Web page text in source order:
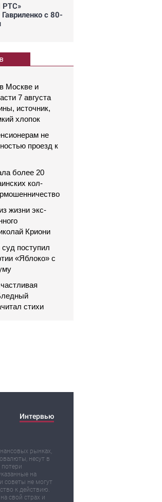
РТС»
с 80-
Москве и
7 августа
источник,
хлопок
не
проезд к
более 20
кол-
жизни экс-
Криони
поступил
«Яблоко» с
стихи
Интервью
рынках,
несут в
на
советы не могут
к действию.
свой страх и